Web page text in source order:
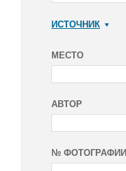
ИСТОЧНИК
МЕСТО
АВТОР
№ ФОТОГРАФИИ